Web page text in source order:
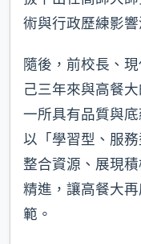
術與行政歷練影響
隨後，前校長、
己三年來與高餐
一所具有品質與
以「學習型、服
整合資源、展現
精進，讓高餐大
範。